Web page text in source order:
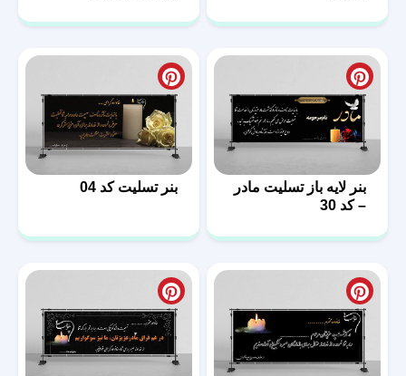
بنر لایه باز تسلیت مادر
– کد 30
بنر تسلیت کد 04